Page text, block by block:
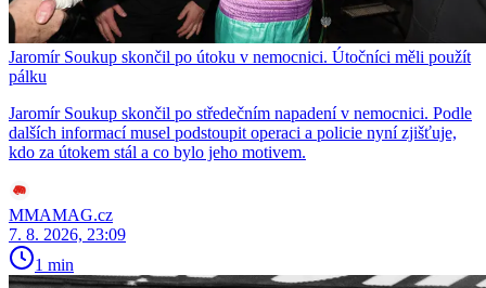
Jaromír Soukup skončil po útoku v nemocnici. Útočníci měli použít
pálku
Jaromír Soukup skončil po středečním napadení v nemocnici. Podle
dalších informací musel podstoupit operaci a policie nyní zjišťuje,
kdo za útokem stál a co bylo jeho motivem.
MMAMAG.cz
7. 8. 2026, 23:09
1 min